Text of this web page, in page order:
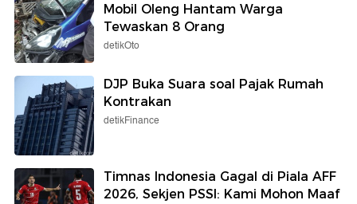
Mobil Oleng Hantam Warga
Tewaskan 8 Orang
detikOto
DJP Buka Suara soal Pajak Rumah
Kontrakan
detikFinance
Timnas Indonesia Gagal di Piala AFF
2026, Sekjen PSSI: Kami Mohon Maaf